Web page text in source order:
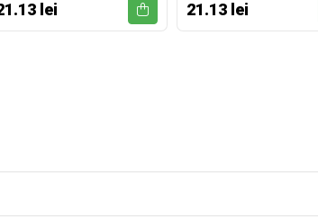
lei 21.13 lei